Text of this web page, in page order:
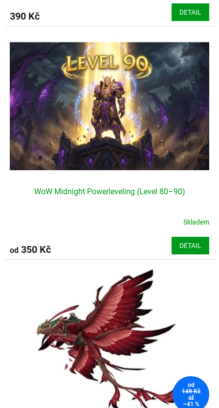
390 Kč DETAIL
WoW Midnight Powerleveling (Level 80–90)
Skladem
od 350 Kč DETAIL
od
149 Kč
až
–41 %